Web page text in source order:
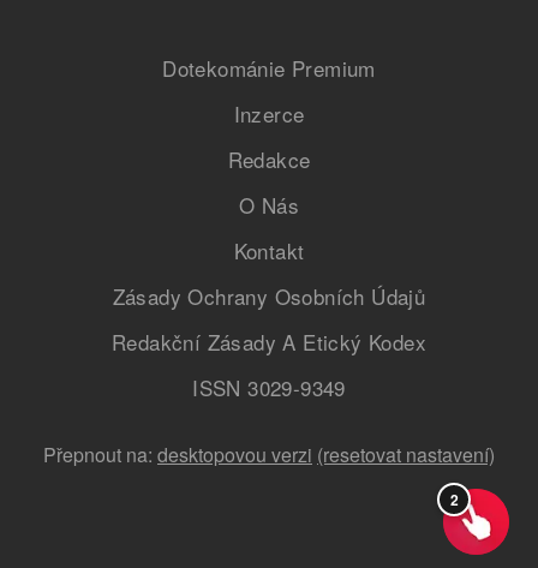
Dotekománie Premium
Inzerce
Redakce
O Nás
Kontakt
Zásady Ochrany Osobních Údajů
Redakční Zásady A Etický Kodex
ISSN 3029-9349
Přepnout na: desktopovou verzi (resetovat nastavení)
2